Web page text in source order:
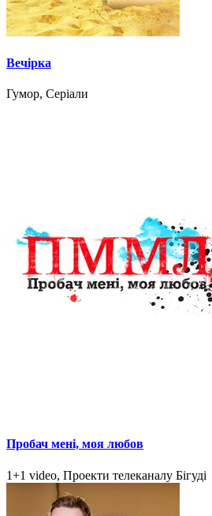
Вечірка
Гумор, Серіали
Пробач мені, моя любов
1+1 video, Проекти телеканалу Бігуді